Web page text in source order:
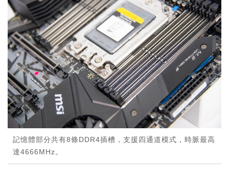
記憶體部分共有8條DDR4插槽，支援四通道模式，時脈最高
達4666MHz。